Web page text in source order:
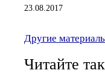
23.08.2017
Другие
Читайте